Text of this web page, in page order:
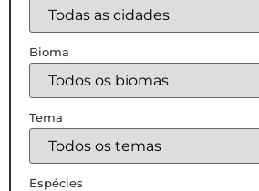
Bioma
Tema
Espécies